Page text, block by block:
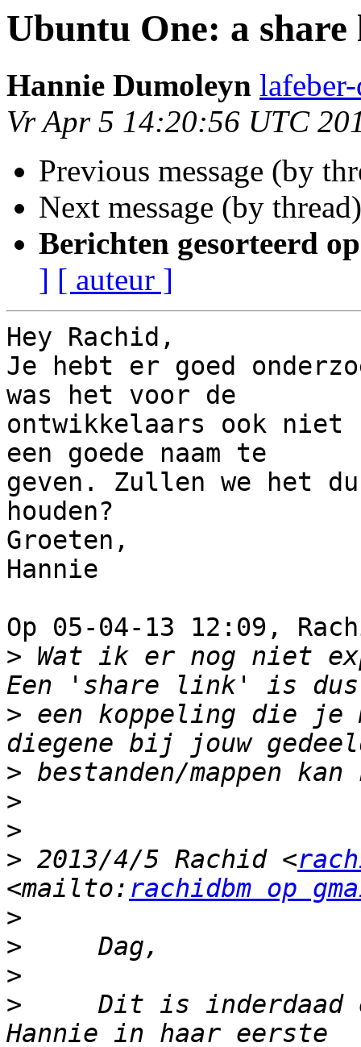
Ubuntu One: a
Hannie Dumoleyn
Vr Apr 5 14:20:56 UTC
Previous message (by
Next message (by
Berichten gesorteerd
] [ auteur ]
Hey Rachid,
Je hebt er goed
was het voor de
ontwikkelaars ook niet
een goede naam te
geven. Zullen we het
houden?
Groeten,
Hannie
Op 05-04-13 12:09,
> Wat ik er nog niet
> een koppeling die je
>
>
>
> 2013/4/5 Rachid <
<mailto: rachidbm op
>
>
>
>
Dit is inderdaad